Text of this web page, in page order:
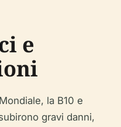
e
la B10 e
gravi danni,